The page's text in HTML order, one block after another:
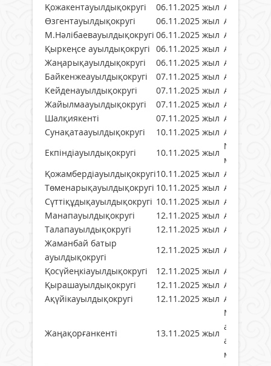
Қожакентауылдықокругі
06.11.2025 жыл Ауылдық
Өзгентауылдықокругі
06.11.2025 жыл Ауылдық
М.Нәлібаевауылдықокругі 06.11.2025 жыл Ауылдық
Қыркеңсе ауылдықокругі 06.11.2025 жыл Ауылдық
Жаңарықауылдықокругі
06.11.2025 жыл Ауылдық
Байкенжеауылдықокругі
07.11.2025 жыл Ауылдық
Кейденауылдықокругі
07.11.2025 жыл Ауылдық
Жайылмаауылдықокругі
07.11.2025 жыл Ауылдық
Шалқиякенті
07.11.2025 жыл Ауылдық
Сунақатаауылдықокругі
10.11.2025 жыл Ауылдық
Екпіндіауылдықокругі
10.11.2025 жыл
№166 орта
мектеп
Қожамбердіауылдықокругі10.11.2025 жыл Ауылдық
Төменарықауылдықокругі 10.11.2025 жыл Ауылдық
Сүттіқұдықауылдықокругі 10.11.2025 жыл Ауылдық
Манапауылдықокругі
12.11.2025 жыл Ауылдық
Талапауылдықокругі
12.11.2025 жыл Ауылдық
Жаманбай батыр
ауылдықокругі
12.11.2025 жыл Ауылдық
Қосүйеңкіауылдықокругі
12.11.2025 жыл Ауылдық
Қырашауылдықокругі
12.11.2025 жыл Ауылдық
Ақүйікауылдықокругі
12.11.2025 жыл Ауылдық
Жаңақорғанкенті 13.11.2025 жыл
М. Көкенов
атындағы
аудандық
мәдениет